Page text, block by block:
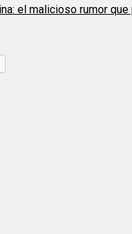
el malicioso rumor